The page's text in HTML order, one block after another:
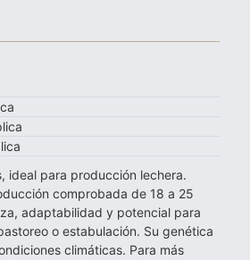
ideal para producción lechera.
comprobada de 18 a 25
adaptabilidad y potencial para
o estabulación. Su genética
climáticas. Para más